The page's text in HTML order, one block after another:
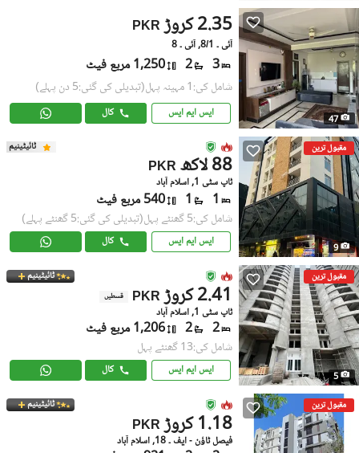
47
PKR 2.35 کروڑ
آئی ۔ 8/1, آئی ۔ 8
3
2 1,250 مربع فیٹ
شامل کی:1 مہینہ پہل (تبدیلی کی گئی:5 دن پہلے)
ایس ایم ایس کال
مقبول ترین
9
ٹائیٹینیم
PKR 88 لاکھ
ٹاپ سٹی 1, اسلام آباد
1
1 540 مربع فیٹ
شامل کی:5 گھنٹے پہل (تبدیلی کی گئی:5 گھنٹے پہلے)
ایس ایم ایس کال
مقبول ترین
5
ٹائیٹینیم
PKR 2.41 کروڑ قسطیں
ٹاپ سٹی 1, اسلام آباد
2
2 1,206 مربع فیٹ
شامل کی:13 گھنٹے پہل
ایس ایم ایس کال
مقبول ترین ٹائیٹینیم
PKR 1.18 کروڑ
فیصل ٹاؤن - ایف ۔ 18, اسلام آباد